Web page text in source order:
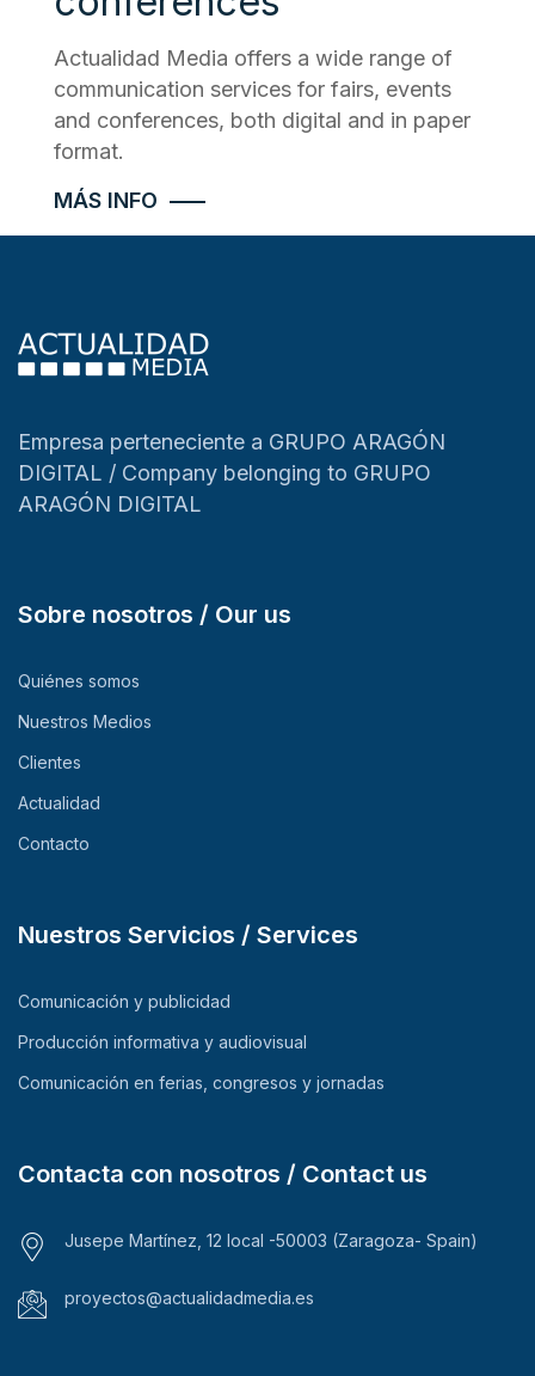
Actualidad Media offers a wide range of
communication services for fairs, events
and conferences, both digital and in paper
format.
MÁS INFO
Empresa perteneciente a GRUPO ARAGÓN
DIGITAL / Company belonging to GRUPO
ARAGÓN DIGITAL
Sobre nosotros / Our us
Quiénes somos
Nuestros Medios
Clientes
Actualidad
Contacto
Nuestros Servicios / Services
Comunicación y publicidad
Producción informativa y audiovisual
Comunicación en ferias, congresos y jornadas
Contacta con nosotros / Contact us
Jusepe Martínez, 12 local -50003 (Zaragoza- Spain)
proyectos@actualidadmedia.es